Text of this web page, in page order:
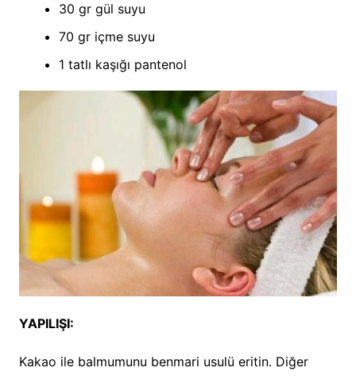
30 gr gül suyu
70 gr içme suyu
1 tatlı kaşığı pantenol
YAPILIŞI:
Kakao ile balmumunu benmari usulü eritin. Diğer